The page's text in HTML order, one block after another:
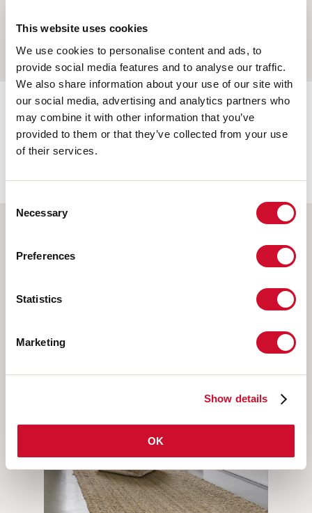
This website uses cookies
We use cookies to personalise content and ads, to
provide social media features and to analyse our traffic.
We also share information about your use of our site with
our social media, advertising and analytics partners who
may combine it with other information that you’ve
provided to them or that they’ve collected from your use
of their services.
Selection
Necessary
Preferences
Statistics
Marketing
Show details
OK
Prodotti: